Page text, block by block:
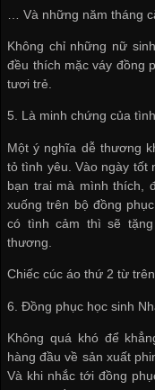
… Và những năm tháng
Không chỉ những nữ
đều thích mặc váy đồng
tươi trẻ.
5. Là minh chứng của
Một ý nghĩa dễ thương
tỏ tình yêu. Vào ngày tốt
bạn trai mà mình thích,
xuống trên bộ đồng
có tình cảm thì sẽ
thương.
Chiếc cúc áo thứ 2 từ
6. Đồng phục học sinh
Không quá khó để
hàng đầu về sản xuất
Và khi nhắc tới đồng